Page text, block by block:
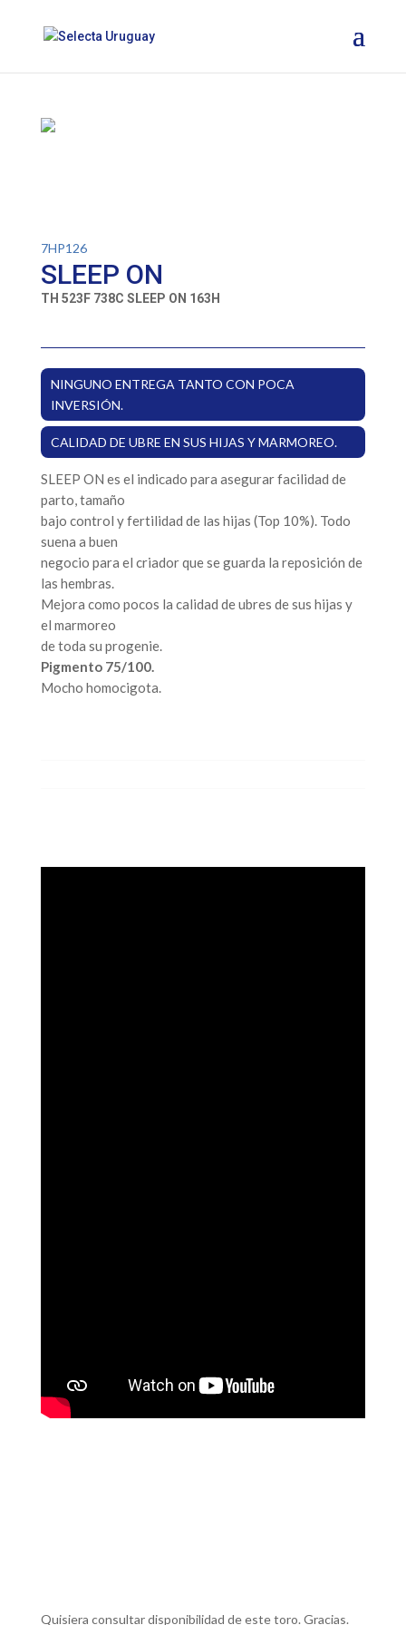
7HP126
SLEEP ON
TH 523F 738C SLEEP ON 163H
NINGUNO ENTREGA TANTO CON POCA
INVERSIÓN.
CALIDAD DE UBRE EN SUS HIJAS Y MARMOREO.
SLEEP ON es el indicado para asegurar facilidad de
parto, tamaño
bajo control y fertilidad de las hijas (Top 10%). Todo
suena a buen
negocio para el criador que se guarda la reposición de
las hembras.
Mejora como pocos la calidad de ubres de sus hijas y
el marmoreo
de toda su progenie.
Pigmento 75/100.
Mocho homocigota.
Quisiera consultar disponibilidad de este toro. Gracias.